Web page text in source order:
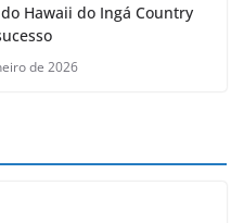
do Hawaii do Ingá Country
de 2026